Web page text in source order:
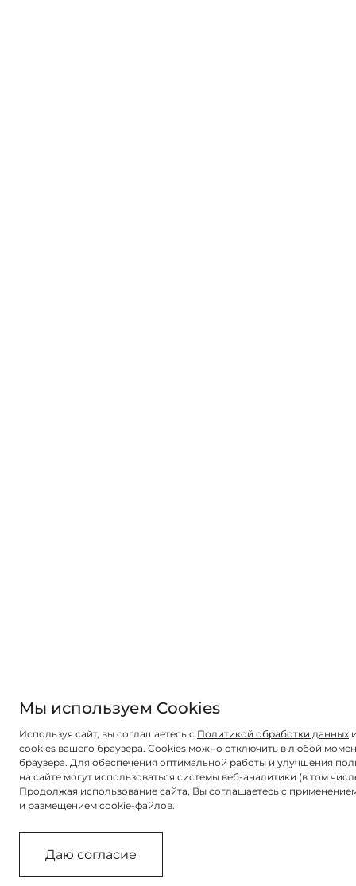
Мы используем Cookies
Используя сайт, вы соглашаетесь с Политикой обработки данных
cookies вашего браузера. Cookies можно отключить в любой
браузера. Для обеспечения оптимальной работы и улучшения
на сайте могут использоваться системы веб-аналитики (в том
Продолжая использование сайта, Вы соглашаетесь с
и размещением cookie-файлов.
Даю согласие